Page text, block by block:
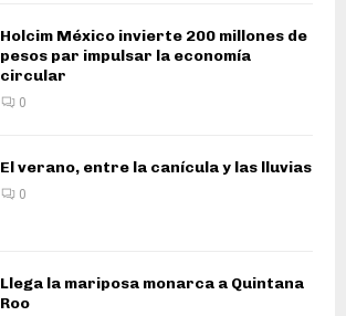
Holcim México invierte 200 millones de
pesos par impulsar la economía
circular
0
El verano, entre la canícula y las lluvias
0
Llega la mariposa monarca a Quintana
Roo